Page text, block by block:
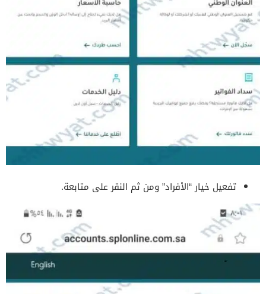
تفعيل خيار “الأفراد” ومن ثم النقر على متابعة.